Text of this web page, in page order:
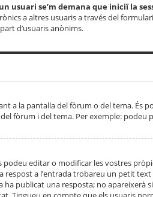
usuari se’m demana que iniciï la
a altres usuaris a través del
d’usuaris anònims.
a la pantalla del fòrum o del tema. És
fòrum i del tema. Per exemple: podeu
editar o modificar les vostres
respost a l’entrada trobareu un petit
ha publicat una resposta; no